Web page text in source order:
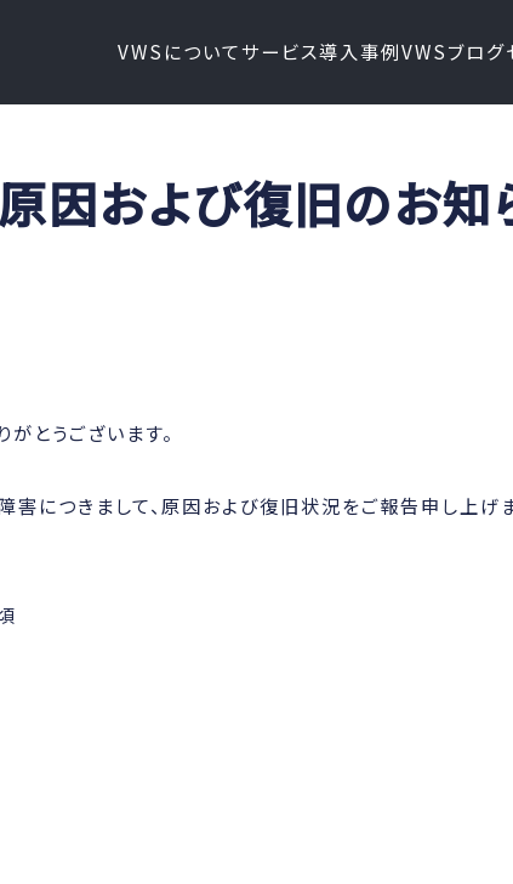
VWSについてサービス導入事例VWSブログ
因および復旧のお知
とうございます。
につきまして、原因および復旧状況をご報告申し上げ